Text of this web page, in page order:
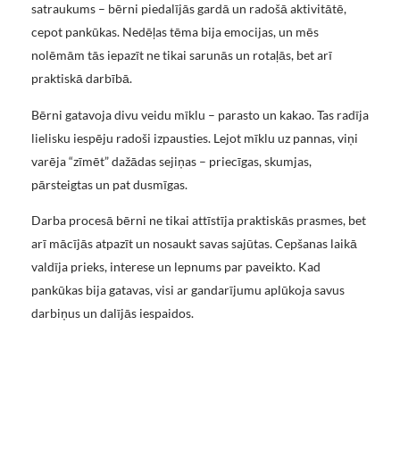
satraukums – bērni piedalījās gardā un radošā aktivitātē,
cepot pankūkas. Nedēļas tēma bija emocijas, un mēs
nolēmām tās iepazīt ne tikai sarunās un rotaļās, bet arī
praktiskā darbībā.
Bērni gatavoja divu veidu mīklu – parasto un kakao. Tas radīja
lielisku iespēju radoši izpausties. Lejot mīklu uz pannas, viņi
varēja “zīmēt” dažādas sejiņas – priecīgas, skumjas,
pārsteigtas un pat dusmīgas.
Darba procesā bērni ne tikai attīstīja praktiskās prasmes, bet
arī mācījās atpazīt un nosaukt savas sajūtas. Cepšanas laikā
valdīja prieks, interese un lepnums par paveikto. Kad
pankūkas bija gatavas, visi ar gandarījumu aplūkoja savus
darbiņus un dalījās iespaidos.